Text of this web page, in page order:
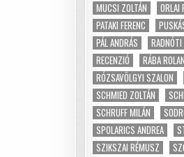
MUCSI ZOLTÁN
ORLAI
PATAKI FERENC
PÁL ANDRÁS
RECENZIÓ
RÁBA
RÓZSAVÖLGYI SZALON
SCHMIED ZOLTÁN
SCHRUFF MILÁN
SPOLARICS ANDREA
SZIKSZAI RÉMUSZ